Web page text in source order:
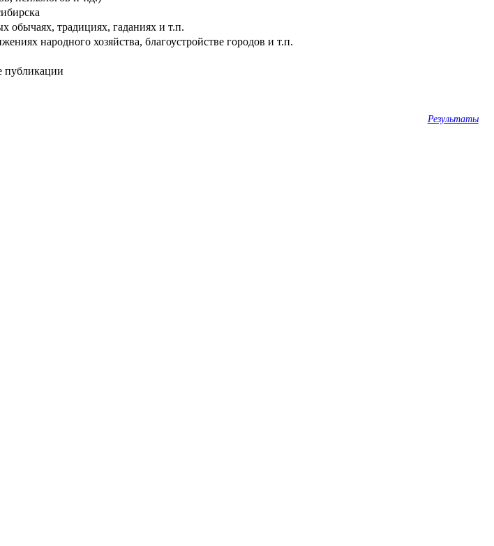
обычаях, традициях, гаданиях и т.п.
народного хозяйства, благоустройстве городов и т.п.
публикации
Результаты